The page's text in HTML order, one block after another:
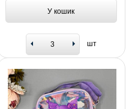
У кошик
шт